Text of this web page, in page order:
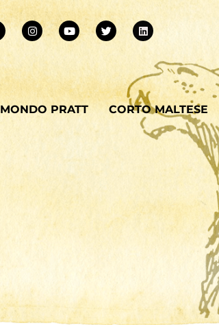
MONDO PRATT CORTO MALTESE